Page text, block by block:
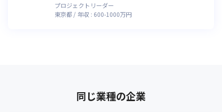
プロジェクトリーダー
東京都
年収 : 600-1000万円
同じ業種の企業